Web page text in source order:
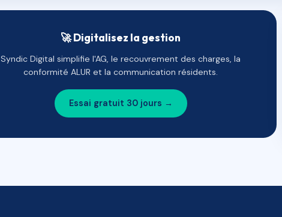
🚀 Digitalisez la gestion
Syndic Digital simplifie l'AG, le recouvrement des charges, la
conformité ALUR et la communication résidents.
Essai gratuit 30 jours →